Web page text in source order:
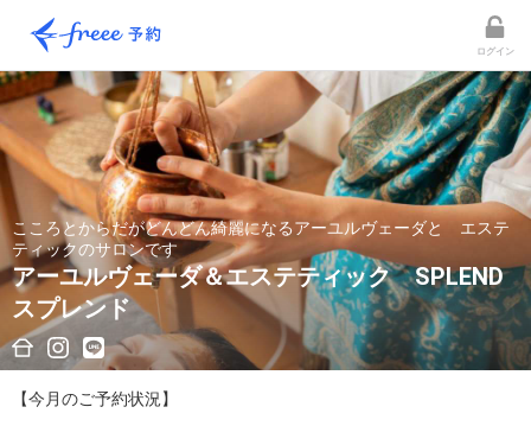
ログイン
こころとからだがどんどん綺麗になるアーユルヴェーダと エステ
ティックのサロンです
アーユルヴェーダ＆エステティック SPLEND
スプレンド
【今月のご予約状況】